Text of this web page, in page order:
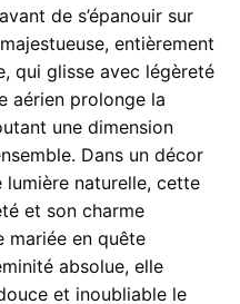
de s’épanouir sur
entièrement
qui glisse avec légèreté
aérien prolonge la
une dimension
Dans un décor
lumière naturelle, cette
et son charme
mariée en quête
absolue, elle
et inoubliable le